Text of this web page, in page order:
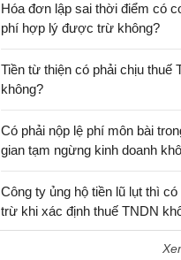
Hóa đơn lập sai thời điểm có
phí hợp lý được trừ không?
Tiền từ thiện có phải chịu thuế
không?
Có phải nộp lệ phí môn bài
gian tạm ngừng kinh doanh
Công ty ủng hộ tiền lũ lụt thì
trừ khi xác định thuế TNDN